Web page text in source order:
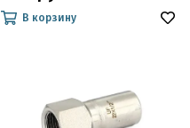
В корзину